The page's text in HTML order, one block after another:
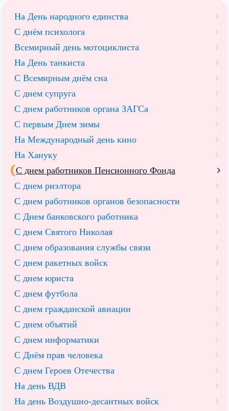
На День народного единства
С днём психолога
Всемирный день мотоциклиста
На День танкиста
С Всемирным днём сна
С днем супруга
С днем работников органа ЗАГСа
С первым Днем зимы
На Международный день кино
На Хануку
С днем работников Пенсионного Фонда
С днем риэлтора
С днем работников органов безопасности
С Днем банковского работника
С днем Святого Николая
С днем образования службы связи
С днем ракетных войск
С днем юриста
С днем футбола
С днем гражданской авиации
С днем объятий
С днем информатики
С Днём прав человека
С днем Героев Отечества
На день ВДВ
На день Воздушно-десантных войск